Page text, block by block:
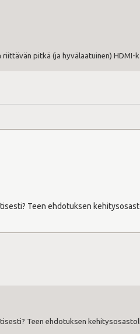
pitkä (ja hyvälaatuinen) HDMI-
Teen ehdotuksen
Teen ehdotuksen